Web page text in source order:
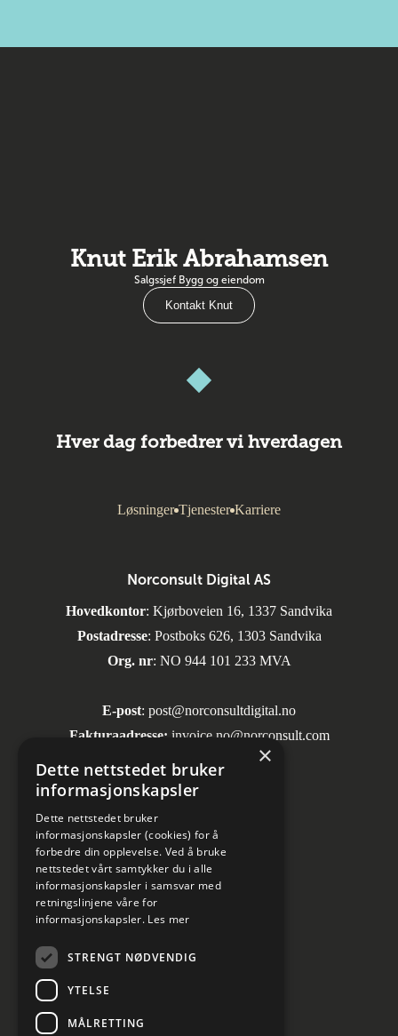
Knut Erik Abrahamsen
Salgssjef Bygg og eiendom
Kontakt Knut
Hver dag forbedrer vi hverdagen
Løsninger Tjenester Karriere
Sosiale medier
Informasjon om personvern
Norconsult Digital AS
Hovedkontor: Kjørboveien 16, 1337 Sandvika
Postadresse: Postboks 626, 1303 Sandvika
Org. nr: NO 944 101 233 MVA
E-post: post@norconsultdigital.no
Fakturaadresse: invoice.no@norconsult.com
×
Dette nettstedet bruker
informasjonskapsler
Dette nettstedet bruker
informasjonskapsler (cookies) for å
forbedre din opplevelse. Ved å bruke
nettstedet vårt samtykker du i alle
informasjonskapsler i samsvar med
retningslinjene våre for
informasjonskapsler. Les mer
STRENGT NØDVENDIG
YTELSE
MÅLRETTING